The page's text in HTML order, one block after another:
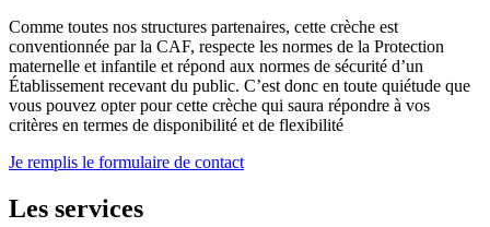
Comme toutes nos structures partenaires, cette crèche est
conventionnée par la CAF, respecte les normes de la Protection
maternelle et infantile et répond aux normes de sécurité d’un
Établissement recevant du public. C’est donc en toute quiétude que
vous pouvez opter pour cette crèche qui saura répondre à vos
critères en termes de disponibilité et de flexibilité
Je remplis le formulaire de contact
Les services